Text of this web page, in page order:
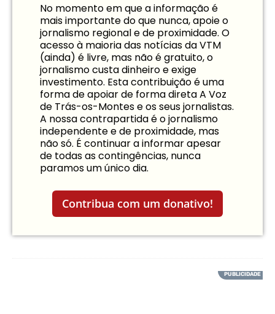
No momento em que a informação é
mais importante do que nunca, apoie o
jornalismo regional e de proximidade. O
acesso à maioria das notícias da VTM
(ainda) é livre, mas não é gratuito, o
jornalismo custa dinheiro e exige
investimento. Esta contribuição é uma
forma de apoiar de forma direta A Voz
de Trás-os-Montes e os seus jornalistas.
A nossa contrapartida é o jornalismo
independente e de proximidade, mas
não só. É continuar a informar apesar
de todas as contingências, nunca
paramos um único dia.
Contribua com um donativo!